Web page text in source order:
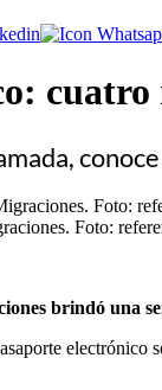
Foto:
brindó una
electrónico